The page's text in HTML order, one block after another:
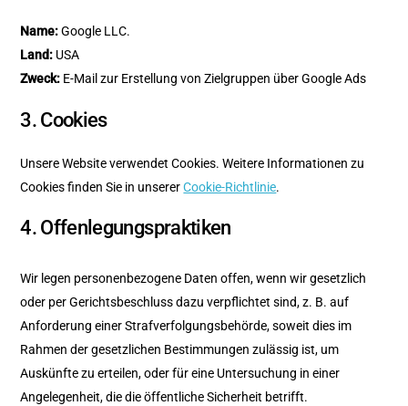
Name:Google LLC.
Land: USA
Zweck: E-Mail zur Erstellung von Zielgruppen über Google Ads
3. Cookies
Unsere Website verwendet Cookies. Weitere Informationen zu
Cookies finden Sie in unsererCookie-Richtlinie.
4. Offenlegungspraktiken
Wir legen personenbezogene Daten offen, wenn wir gesetzlich
oder per Gerichtsbeschluss dazu verpflichtet sind, z. B. auf
Anforderung einer Strafverfolgungsbehörde, soweit dies im
Rahmen der gesetzlichen Bestimmungen zulässig ist, um
Auskünfte zu erteilen, oder für eine Untersuchung in einer
Angelegenheit, die die öffentliche Sicherheit betrifft.